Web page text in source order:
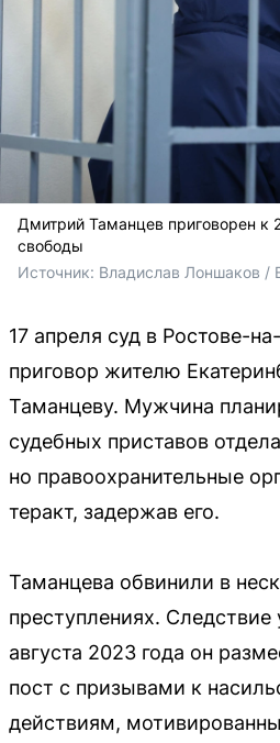
Дмитрий Таманцев приговорен к
свободы
Источник: Владислав Лоншаков /
17 апреля суд в Ростове-
приговор жителю
Таманцеву. Мужчина
судебных приставов
но правоохранительные
теракт, задержав его.
Таманцева обвинили в
преступлениях. Следствие
августа 2023 года он
пост с призывами к
действиям,